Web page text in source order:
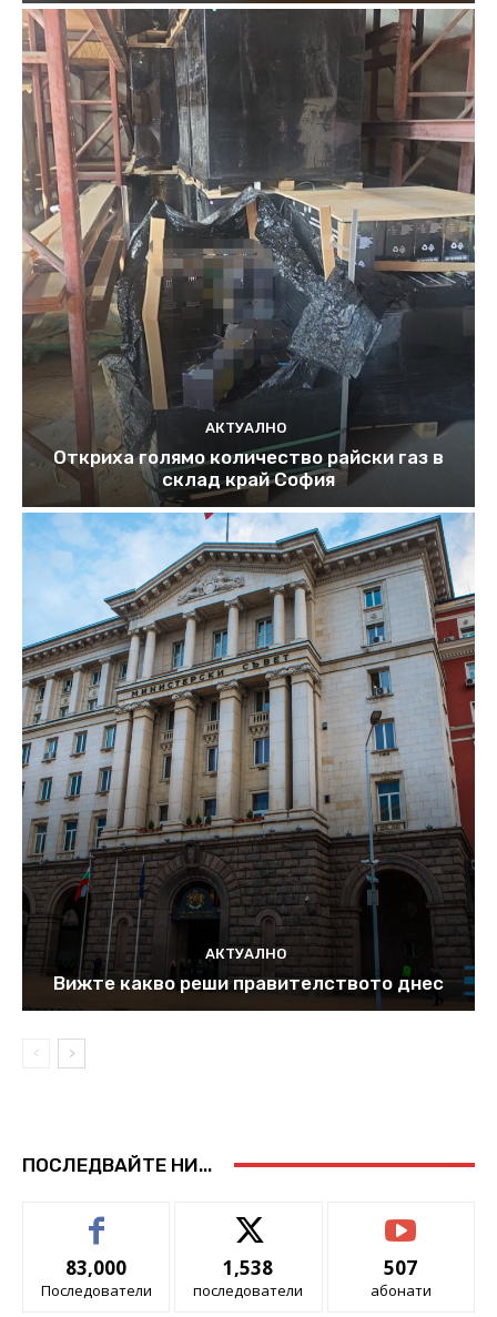
АКТУАЛНО
Откриха голямо количество райски газ в
склад край София
АКТУАЛНО
Вижте какво реши правителството днес
ПОСЛЕДВАЙТЕ НИ...
83,000
Последователи
1,538
последователи
507
абонати